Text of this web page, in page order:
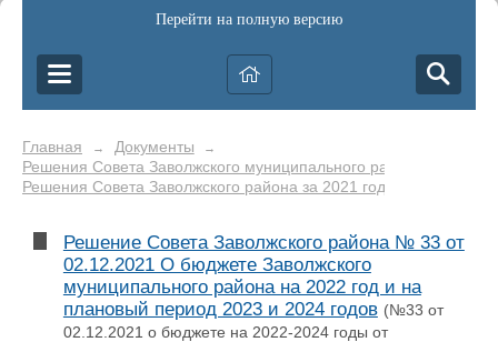
Перейти на полную версию
Главная → Документы →
Решения Совета Заволжского муниципального района
Решения Совета Заволжского района за 2021 год
Решение Совета Заволжского района № 33 от
02.12.2021 О бюджете Заволжского
муниципального района на 2022 год и на
плановый период 2023 и 2024 годов (№33 от
02.12.2021 о бюджете на 2022-2024 годы от